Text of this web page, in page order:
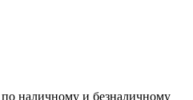
наличному и безналичному